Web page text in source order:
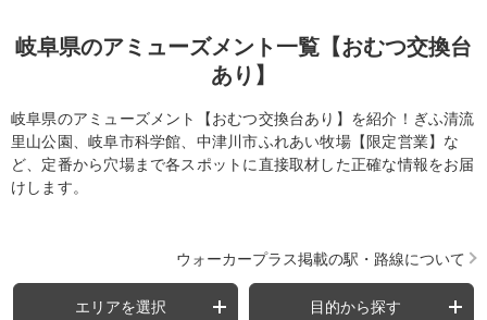
岐阜県のアミューズメント一覧【おむつ交換台
あり】
岐阜県のアミューズメント【おむつ交換台あり】を紹介！ぎふ清流
里山公園、岐阜市科学館、中津川市ふれあい牧場【限定営業】な
ど、定番から穴場まで各スポットに直接取材した正確な情報をお届
けします。
ウォーカープラス掲載の駅・路線について
エリアを選択 目的から探す